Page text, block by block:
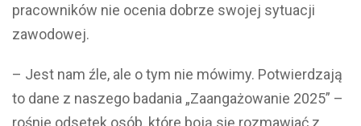
pracowników nie ocenia dobrze swojej sytuacji
zawodowej.
– Jest nam źle, ale o tym nie mówimy. Potwierdzają
to dane z naszego badania „Zaangażowanie 2025” –
rośnie odsetek osób, które boją się rozmawiać z